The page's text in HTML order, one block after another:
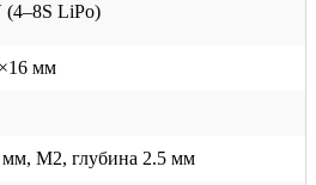
(4–8S LiPo)
мм
мм, M2, глубина 2.5 мм